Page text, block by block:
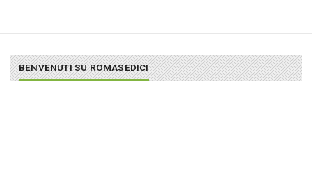
BENVENUTI SU ROMASEDICI